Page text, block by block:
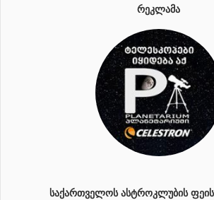
ᲠᲔᲙᲚᲐᲛᲐ
ᲡᲐᲥᲐᲠᲗᲕᲔᲚᲝᲡ ᲐᲡᲢᲠᲝᲙᲚᲣᲑᲘᲡ